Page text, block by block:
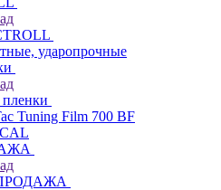
ударопрочные
Tuning Film 700 BF